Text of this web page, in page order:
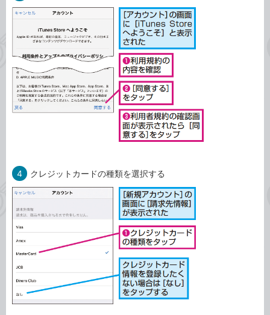
4 クレジットカードの種類を選択する